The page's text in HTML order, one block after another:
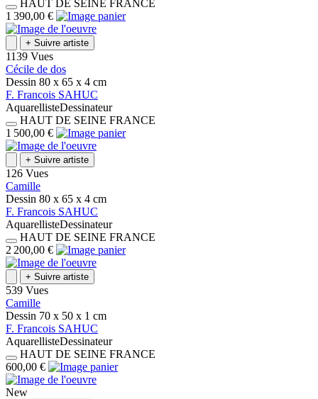
HAUT DE SEINE FRANCE
1 390,00 €
+ Suivre artiste
1139 Vues
Cécile de dos
Dessin 80 x 65 x 4 cm
F. Francois SAHUC
AquarellisteDessinateur
HAUT DE SEINE FRANCE
1 500,00 €
+ Suivre artiste
126 Vues
Camille
Dessin 80 x 65 x 4 cm
F. Francois SAHUC
AquarellisteDessinateur
HAUT DE SEINE FRANCE
2 200,00 €
+ Suivre artiste
539 Vues
Camille
Dessin 70 x 50 x 1 cm
F. Francois SAHUC
AquarellisteDessinateur
HAUT DE SEINE FRANCE
600,00 €
New